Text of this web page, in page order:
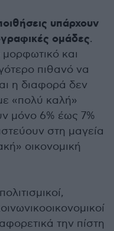
υπάρχουν
ομάδες.
και
πιθανό να
η διαφορά δεν
«πολύ καλή»
μόνο 6% έως 7%
στη μαγεία
οικονομική
την πίστη